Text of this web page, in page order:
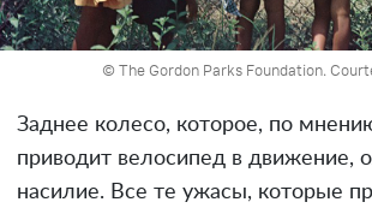
© The Gordon Parks Foundation.
Заднее колесо, которое, по
приводит велосипед в движение,
насилие. Все те ужасы, которые